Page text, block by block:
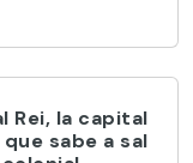
Rei, la capital
sabe a sal